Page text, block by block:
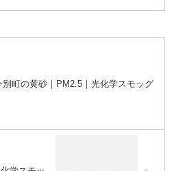
別町の黄砂｜PM2.5｜光化学スモッグ